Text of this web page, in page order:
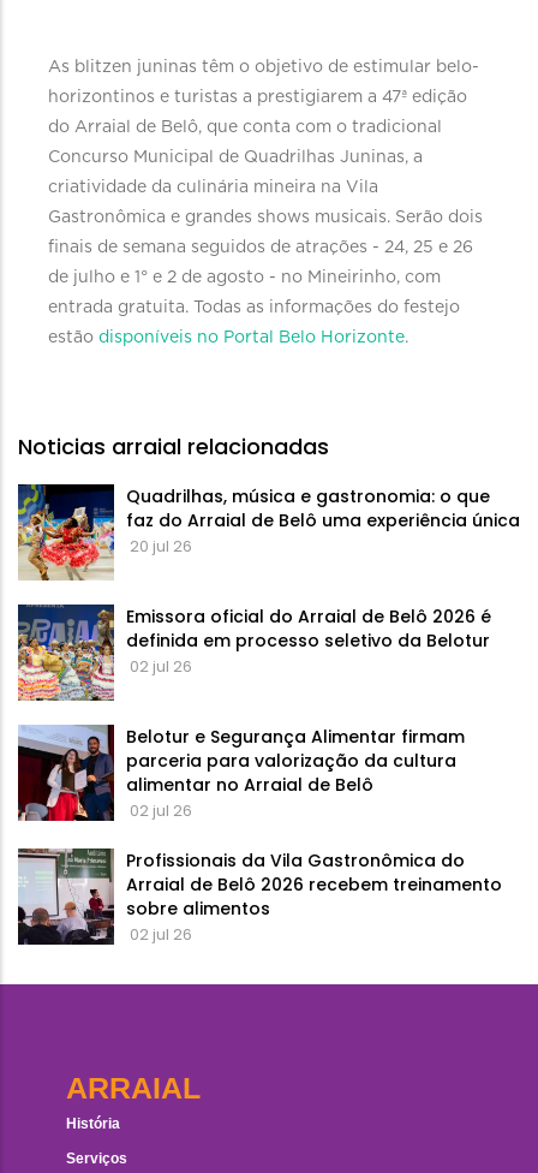
As blitzen juninas têm o objetivo de estimular belo-
horizontinos e turistas a prestigiarem a 47ª edição
do Arraial de Belô, que conta com o tradicional
Concurso Municipal de Quadrilhas Juninas, a
criatividade da culinária mineira na Vila
Gastronômica e grandes shows musicais. Serão dois
finais de semana seguidos de atrações - 24, 25 e 26
de julho e 1° e 2 de agosto - no Mineirinho, com
entrada gratuita. Todas as informações do festejo
estãodisponíveis no Portal Belo Horizonte.
Noticias arraial relacionadas
Quadrilhas, música e gastronomia: o que
faz do Arraial de Belô uma experiência única
20 jul 26
Emissora oficial do Arraial de Belô 2026 é
definida em processo seletivo da Belotur
02 jul 26
Belotur e Segurança Alimentar firmam
parceria para valorização da cultura
alimentar no Arraial de Belô
02 jul 26
Profissionais da Vila Gastronômica do
Arraial de Belô 2026 recebem treinamento
sobre alimentos
02 jul 26
ARRAIAL
História
Serviços